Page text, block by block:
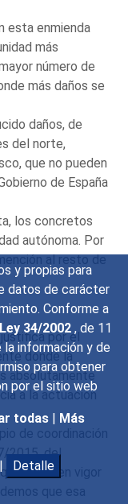
y propias para
datos de carácter
Conforme a
34/2002 , de 11
información y de
para obtener
por el sitio web
todas | Más
Detalle
esta enmienda
más
número de
más daños se
daños, de
del norte,
que no pueden
de España
los concretos
autónoma. Por
al resto de
por el
donde la
absolutamente
a la actuación
de coordinación
2015, del
entró en vigor
que esa